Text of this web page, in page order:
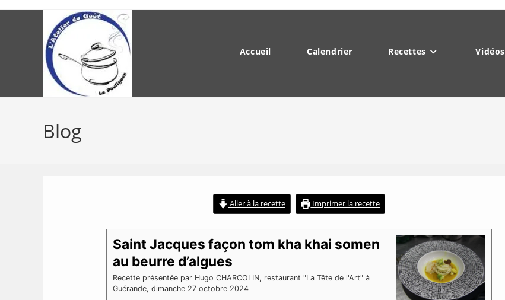
Accueil
Calendrier Recettes Vidéos
Blog
Aller à la recette Imprimer la recette
Saint Jacques façon tom kha khai somen
au beurre d’algues
Recette présentée par Hugo CHARCOLIN, restaurant "La Tête de l'Art" à
Guérande, dimanche 27 octobre 2024